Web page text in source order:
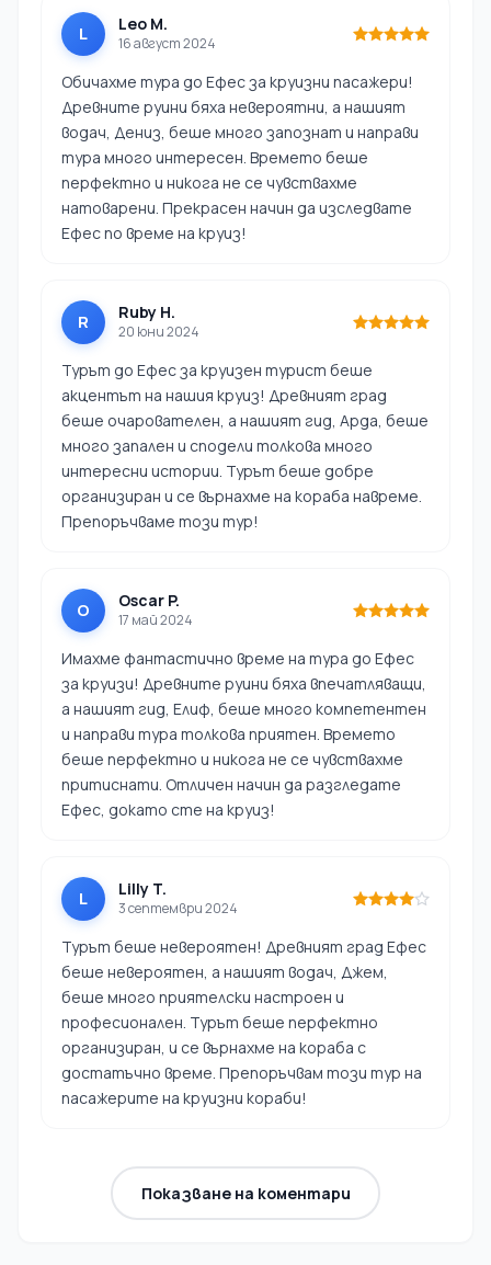
L Leo M.
16 август 2024
Обичахме тура до Ефес за круизни пасажери!
Древните руини бяха невероятни, а нашият
водач, Дениз, беше много запознат и направи
тура много интересен. Времето беше
перфектно и никога не се чувствахме
натоварени. Прекрасен начин да изследвате
Ефес по време на круиз!
R Ruby H.
20 юни 2024
Турът до Ефес за круизен турист беше
акцентът на нашия круиз! Древният град
беше очарователен, а нашият гид, Арда, беше
много запален и сподели толкова много
интересни истории. Турът беше добре
организиран и се върнахме на кораба навреме.
Препоръчваме този тур!
O Oscar P.
17 май 2024
Имахме фантастично време на тура до Ефес
за круизи! Древните руини бяха впечатляващи,
а нашият гид, Елиф, беше много компетентен
и направи тура толкова приятен. Времето
беше перфектно и никога не се чувствахме
притиснати. Отличен начин да разгледате
Ефес, докато сте на круиз!
L Lilly T.
3 септември 2024
Турът беше невероятен! Древният град Ефес
беше невероятен, а нашият водач, Джем,
беше много приятелски настроен и
професионален. Турът беше перфектно
организиран, и се върнахме на кораба с
достатъчно време. Препоръчвам този тур на
пасажерите на круизни кораби!
Показване на коментари